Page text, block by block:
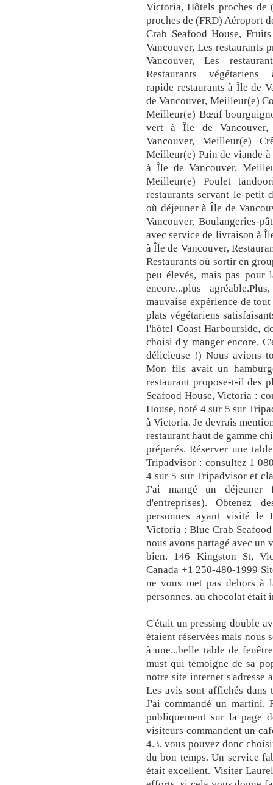
Victoria, Hôtels proches de
proches de (FRD) Aéroport
Crab Seafood House,
Vancouver, Les restaurants
Vancouver, Les
Restaurants
rapide restaurants à Île de
de Vancouver, Meilleur(e)
Meilleur(e) Bœuf
vert à Île de
Vancouver, Meilleur(e)
Meilleur(e) Pain de viande
à Île de Vancouver,
Meilleur(e) Poulet
restaurants servant le petit
où déjeuner à Île de
Vancouver, Boulangeries-
avec service de livraison à
à Île de Vancouver,
Restaurants où sortir en
peu élevés, mais pas
encore...plus
mauvaise expérience de
plats végétariens
l'hôtel Coast Harbourside,
choisi d'y manger encore.
délicieuse !) Nous avions
Mon fils avait un
restaurant propose-t-il des
Seafood House, Victoria :
House, noté 4 sur 5 sur
à Victoria. Je devrais
restaurant haut de gamme
préparés. Réserver une
Tripadvisor : consultez 1
4 sur 5 sur Tripadvisor et
J'ai mangé un déjeuner
d'entreprises). Obtenez
personnes ayant visité le
Victoria ; Blue Crab
nous avons partagé avec un
bien. 146 Kingston St,
Canada +1 250-480-1999
ne vous met pas dehors à
personnes. au chocolat était
C'était un pressing double
étaient réservées mais nous
à une...belle table de
must qui témoigne de sa
notre site internet s'adresse
Les avis sont affichés dans
J'ai commandé un martini.
publiquement sur la page
visiteurs commandent un
4.3, vous pouvez donc
du bon temps. Un service
était excellent. Visiter